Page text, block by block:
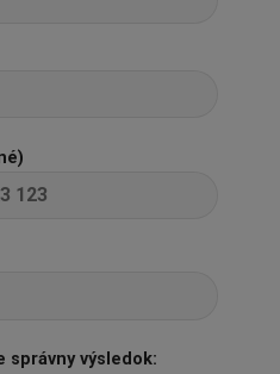
správny výsledok: